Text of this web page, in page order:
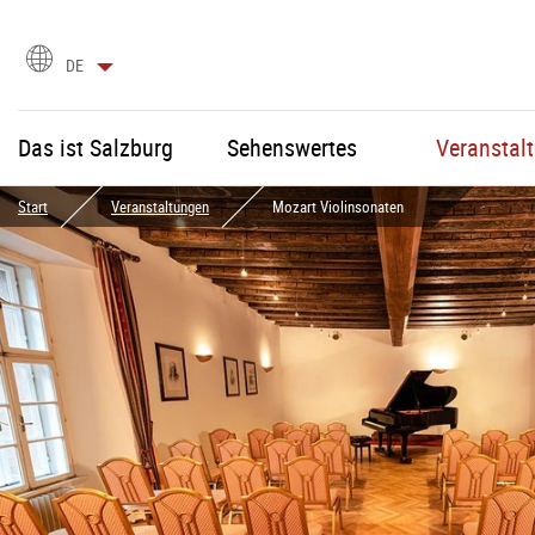
Sprachauswahl
DE
Das ist Salzburg Sehenswertes
Start Veranstaltungen Mozart Violinsonaten